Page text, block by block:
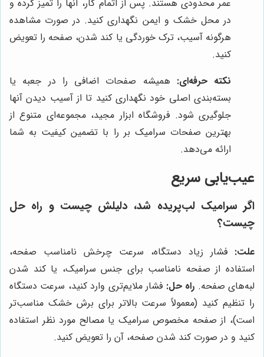
عمر محدودی هستند. پس از اتمام کار، آنها را تمیز کرده و
در محل خشک و ایمن نگهداری کنید. در صورت مشاهده
هرگونه آسیب، ترک خوردگی یا کند شدن، صفحه را تعویض
کنید.
نکته حرفه‌ای: همیشه صفحات اضافی را در جعبه یا
بسته‌بندی اصلی خود نگهداری کنید تا از آسیب دیدن آنها
جلوگیری شود. فروشگاه ابزار مجید، مجموعه‌ای متنوع از
بهترین صفحات سرامیک بر را با تضمین کیفیت به شما
ارائه می‌دهد.
عیب‌یابی سریع
اگر سرامیک لب‌پریده شد، دلیلش چیست و راه حل
چیست؟
علت: فشار زیاد دستگاه، سرعت چرخش نامناسب صفحه،
استفاده از صفحه نامناسب برای جنس سرامیک، یا کند شدن
لبه‌های صفحه. راه حل: فشار ملایم‌تری وارد کنید، سرعت دستگاه
را تنظیم کنید (معمولاً سرعت بالاتر برای برش خشک مناسب‌تر
است)، از صفحه مخصوص سرامیک یا مصالح مورد نظر استفاده
کنید و در صورت کند شدن صفحه، آن را تعویض کنید.